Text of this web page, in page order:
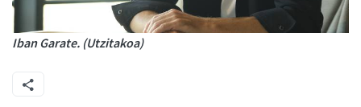
Iban Garate. (Utzitakoa)